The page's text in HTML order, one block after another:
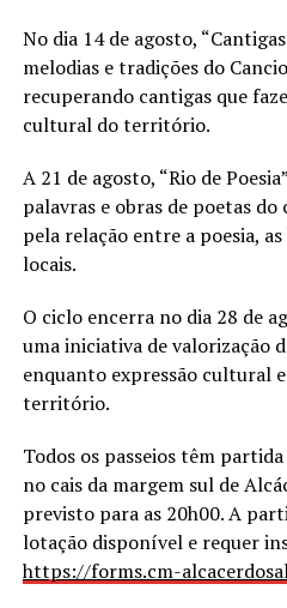
No dia 14 de agosto,
melodias e tradições do
recuperando cantigas que
cultural do território.
A 21 de agosto, “Rio de
palavras e obras de poetas
pela relação entre a poesia,
locais.
O ciclo encerra no dia 28 de
uma iniciativa de valorização
enquanto expressão cultural
território.
Todos os passeios têm
no cais da margem sul de
previsto para as 20h00. A
lotação disponível e requer
https://forms.cm-